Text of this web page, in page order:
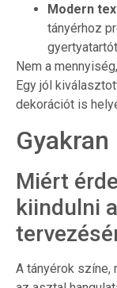
Modern
tányérhoz
Nem a
Egy jól
dekorációt is
Miért
kiindulni
A tányérok színe,